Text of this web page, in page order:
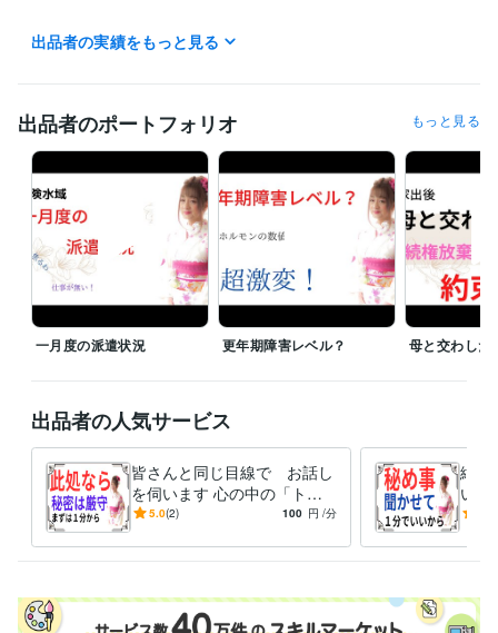
「男」から「女」へと　性別を変えた私が
皆さんの「心の声」を　お聞きします。
「短くって　拍子抜け　されないかなぁ？」なんて思わなくても　大丈
夫ですよ。
『愚痴』でも『悩み事』でも　なんでも　お聞きします。
唯、
皆さんの背景を　より理解する為に　時々質問しながら　会話させて下
さいね。
相談料は　１分１００円
大切な「お金」を大事に使って頂く為にも
貴重な時間を悩み事で費やしてしまうのは　何か「損した気分？」
私が「あわ　あわ」と言葉を探している間に
電話　切っちゃってもらっても　大丈夫ですよ。
でも　いきなりだと驚いちゃうかも　なので
「切るよォ！」なんて声を掛けてもらって
一方的に受話器を置いてもらっても　構いませんよ。
注意点として
その道の専門家では　ありません。
出品者の実績をもっと見る
出品者のポートフォリオ もっと見る
一月度の派遣状況 更年期障害レベル？ 母と交わした
出品者の人気サービス
皆さんと同じ目線で お話し
を伺います 心の中の「ト
ゲ」を抜く お手伝いをさせ
5.0(2) 100 円 /分
絶対
い事
言い
きま